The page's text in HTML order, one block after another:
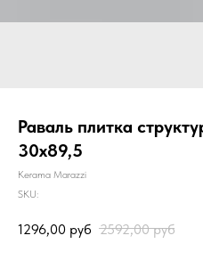
Раваль плитка
30х89,5
Kerama Marazzi
SKU:
1296,00 руб 2592,00 руб